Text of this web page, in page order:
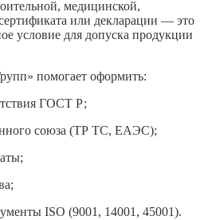
медицинской,
или декларации — это
условие для допуска продукции
помогает оформить:
ГОСТ Р;
союза (ТР ТС, ЕАЭС);
ISO (9001, 14001, 45001).